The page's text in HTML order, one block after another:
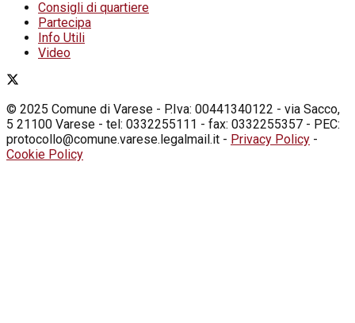
Consigli di quartiere
Partecipa
Info Utili
Video
© 2025 Comune di Varese - P.Iva: 00441340122 - via Sacco,
5 21100 Varese - tel: 0332255111 - fax: 0332255357 - PEC:
protocollo@comune.varese.legalmail.it - Privacy Policy -
Cookie Policy